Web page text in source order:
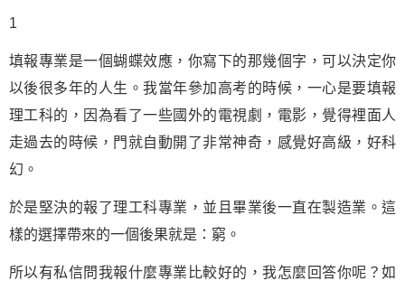
1
填報專業是一個蝴蝶效應，你寫下的那幾個字，可以決定你
以後很多年的人生。我當年參加高考的時候，一心是要填報
理工科的，因為看了一些國外的電視劇，電影，覺得裡面人
走過去的時候，門就自動開了非常神奇，感覺好高級，好科
幻。
於是堅決的報了理工科專業，並且畢業後一直在製造業。這
樣的選擇帶來的一個後果就是：窮。
所以有私信問我報什麼專業比較好的，我怎麼回答你呢？如